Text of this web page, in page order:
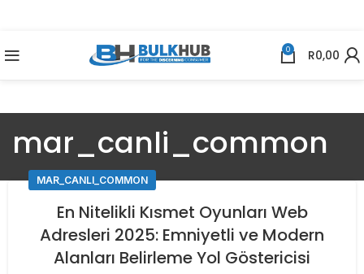
0 R0,00
mar_canli_common
MAR_CANLI_COMMON
En Nitelikli Kısmet Oyunları Web
Adresleri 2025: Emniyetli ve Modern
Alanları Belirleme Yol Göstericisi